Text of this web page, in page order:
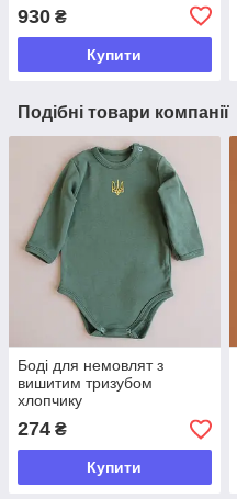
930 ₴
Купити
Подібні товари компанії
Боді для немовлят з
вишитим тризубом
хлопчику
274 ₴
Купити